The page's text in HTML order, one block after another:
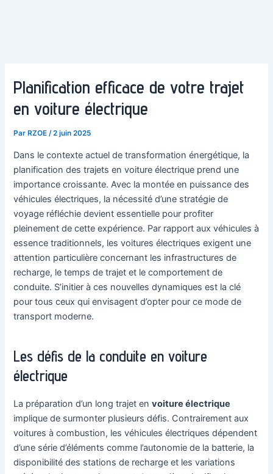
Planification efficace de votre trajet
en voiture électrique
Par RZOE/2 juin 2025
Dans le contexte actuel de transformation énergétique, la
planification des trajets en voiture électrique prend une
importance croissante. Avec la montée en puissance des
véhicules électriques, la nécessité d’une stratégie de
voyage réfléchie devient essentielle pour profiter
pleinement de cette expérience. Par rapport aux véhicules à
essence traditionnels, les voitures électriques exigent une
attention particulière concernant les infrastructures de
recharge, le temps de trajet et le comportement de
conduite. S’initier à ces nouvelles dynamiques est la clé
pour tous ceux qui envisagent d’opter pour ce mode de
transport moderne.
Les défis de la conduite en voiture
électrique
La préparation d’un long trajet envoiture électrique
implique de surmonter plusieurs défis. Contrairement aux
voitures à combustion, les véhicules électriques dépendent
d’une série d’éléments comme l’autonomie de la batterie, la
disponibilité des stations de recharge et les variations